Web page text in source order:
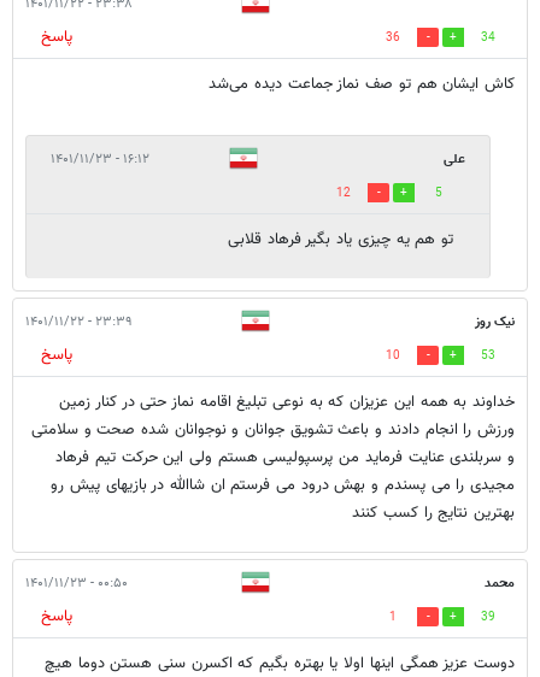
34
36
پاسخ
کاش ایشان هم تو صف نماز جماعت دیده می‌شد
علی ۱۶:۱۲ - ۱۴۰۱/۱۱/۲۳
5
12
تو هم یه چیزی یاد بگیر فرهاد قلابی
نیک روز ۲۳:۳۹ - ۱۴۰۱/۱۱/۲۲
53
10
پاسخ
خداوند به همه این عزیزان که به نوعی تبلیغ اقامه نماز حتی در کنار زمین
ورزش را انجام دادند و باعث تشویق جوانان و نوجوانان شده صحت و سلامتی
و سربلندی عنایت فرماید من پرسپولیسی هستم ولی این حرکت تیم فرهاد
مجیدی را می پسندم و بهش درود می فرستم ان شاالله در بازیهای پیش رو
بهترین نتایج را کسب کنند
محمد ۰۰:۵۰ - ۱۴۰۱/۱۱/۲۳
39
1
پاسخ
دوست عزیز همگی اینها اولا یا بهتره بگیم که اکسرن سنی هستن دوما هیچ